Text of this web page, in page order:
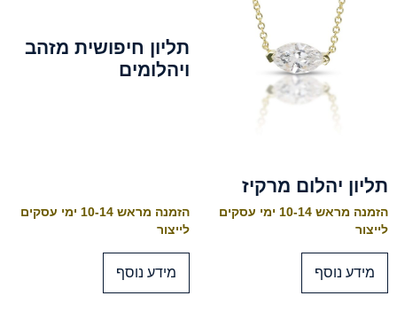
תליון יהלום מרקיז
הזמנה מראש 10-14 ימי עסקים
לייצור
מידע נוסף
תליון חיפושית מזהב
ויהלומים
הזמנה מראש 10-14 ימי עסקים
לייצור
מידע נוסף